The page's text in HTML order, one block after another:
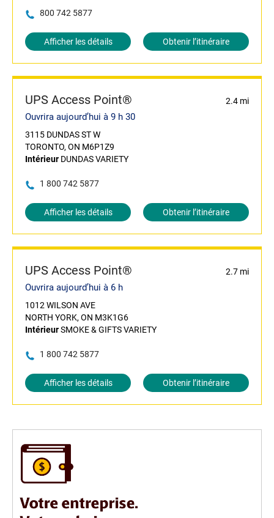
800 742 5877
Afficher les détails Obtenir l’itinéraire
UPS Access Point® 2.4 mi
Ouvrira aujourd’hui à 9 h 30
3115 DUNDAS ST W
TORONTO, ON M6P1Z9
Intérieur DUNDAS VARIETY
1 800 742 5877
Afficher les détails Obtenir l’itinéraire
UPS Access Point® 2.7 mi
Ouvrira aujourd’hui à 6 h
1012 WILSON AVE
NORTH YORK, ON M3K1G6
IntérieurSMOKE & GIFTS VARIETY
1 800 742 5877
Afficher les détails Obtenir l’itinéraire